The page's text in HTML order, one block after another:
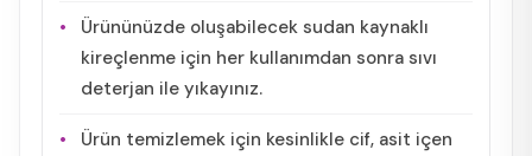
Ürününüzde oluşabilecek sudan kaynaklı
kireçlenme için her kullanımdan sonra sıvı
deterjan ile yıkayınız.
Ürün temizlemek için kesinlikle cif, asit içen